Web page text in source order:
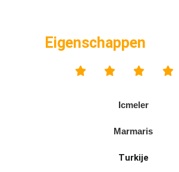
Eigenschappen
   
Icmeler
Marmaris
Turkije